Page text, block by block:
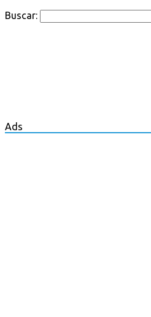
Buscar:
Ads